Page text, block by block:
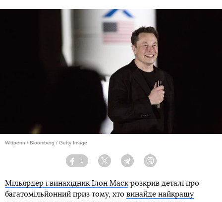
Wittpenn / Bloomberg / Getty Image
Facebook
1
Twitter TelegramViber
Мільярдер і винахідник Ілон Маск розкрив деталі про
багатомільйонний приз тому, хто винайде найкращу